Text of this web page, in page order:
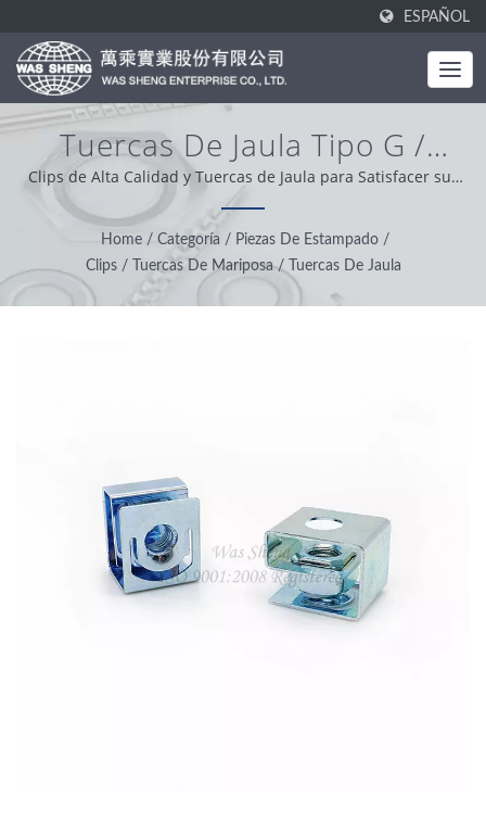
ESPAÑOL
Tuercas De Jaula Tipo G /
Fabricación De Componentes
De Aluminio Y Piezas
Mecanizadas | WAS SHENG
Clips de Alta Calidad y Tuercas de Jaula para Satisfacer sus
Diversas Necesidades / WAS SHENG fue establecido en 1985.
Como fabricante integral, nuestro valor principal es ser
profesional, conveniente y solucionador de problemas.
Basados en el apoyo de nuestros clientes en todo el mundo,
operamos con integridad, actitud pragmática y confiable,
Home / Categoría / Piezas De Estampado /
Clips / Tuercas De Mariposa / Tuercas De Jaula